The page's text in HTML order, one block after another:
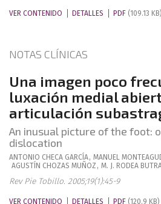
VER CONTENIDO DETALLES PDF (109.13 KB)
NOTAS CLÍNICAS
Una imagen poco
luxación medial
articulación
An inusual picture of the foot:
dislocation
ANTONIO CHECA GARCÍA, MANUEL
AGUSTÍN CHOZAS MUÑOZ , M. J. RODEA
Rev Pie Tobillo. 2005;19(1):45-9
VER CONTENIDO DETALLES PDF (120.9 KB)